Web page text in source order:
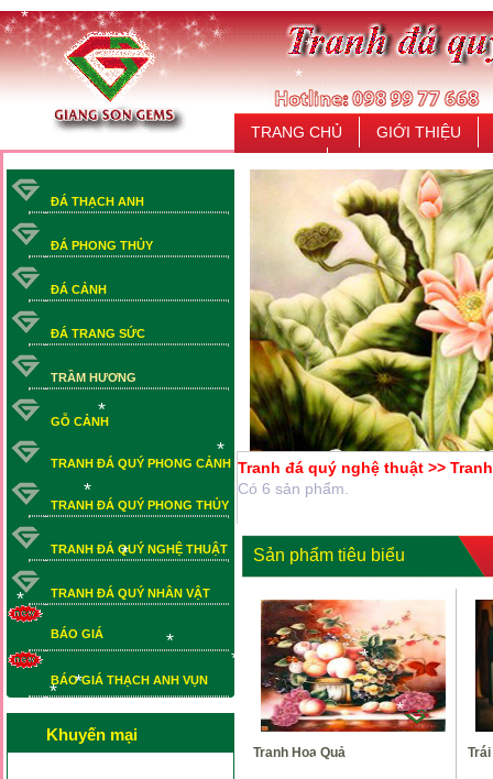
TRANG CHỦ
GIỚI THIỆU
ĐÁ THẠCH ANH
ĐÁ PHONG THỦY
ĐÁ CẢNH
ĐÁ TRANG SỨC
TRẦM HƯƠNG
GỖ CẢNH
TRANH ĐÁ QUÝ PHONG CẢNH
TRANH ĐÁ QUÝ PHONG THỦY
TRANH ĐÁ QUÝ NGHỆ THUẬT
TRANH ĐÁ QUÝ NHÂN VẬT
BÁO GIÁ
BÁO GIÁ THẠCH ANH VỤN
BÁO GIÁ THẠCH ANH VỤN
Khuyến mại
Tranh đá quý nghệ thuật >>
Có 6 sản phẩm.
Sản phẩm tiêu biểu
Tranh Hoa Quả
*
*
*
*
*
*
*
*
*
*
*
*
*
*